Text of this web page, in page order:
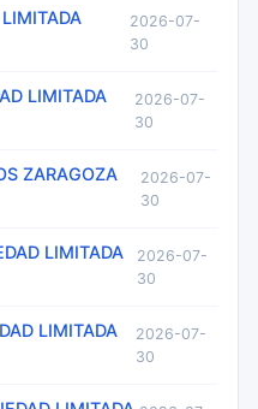
2026-07-
30
LIMITADA
2026-07-
30
ZARAGOZA
2026-07-
30
LIMITADA
2026-07-
30
LIMITADA
2026-07-
30